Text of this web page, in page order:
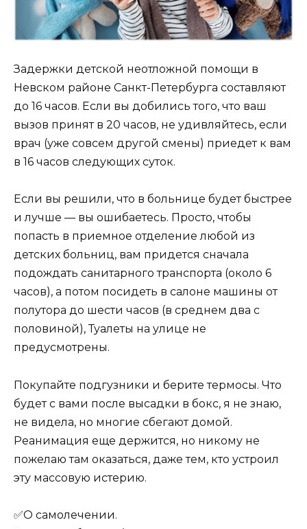
Задержки детской неотложной помощи в
Невском районе Санкт-Петербурга составляют
до 16 часов. Если вы добились того, что ваш
вызов принят в 20 часов, не удивляйтесь, если
врач (уже совсем другой смены) приедет к вам
в 16 часов следующих суток.
Если вы решили, что в больнице будет быстрее
и лучше — вы ошибаетесь. Просто, чтобы
попасть в приемное отделение любой из
детских больниц, вам придется сначала
подождать санитарного транспорта (около 6
часов), а потом посидеть в салоне машины от
полутора до шести часов (в среднем два с
половиной), Туалеты на улице не
предусмотрены.
Покупайте подгузники и берите термосы. Что
будет с вами после высадки в бокс, я не знаю,
не видела, но многие сбегают домой.
Реанимация еще держится, но никому не
пожелаю там оказаться, даже тем, кто устроил
эту массовую истерию.
✅О самолечении.